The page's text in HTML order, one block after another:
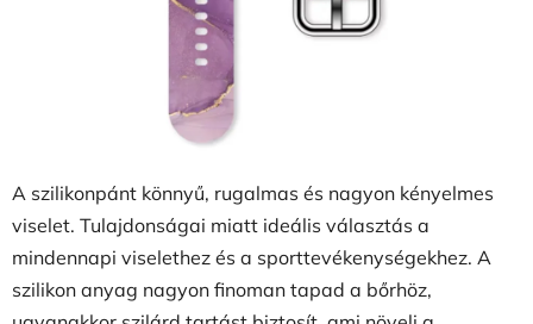
A szilikonpánt könnyű, rugalmas és nagyon kényelmes
viselet. Tulajdonságai miatt ideális választás a
mindennapi viselethez és a sporttevékenységekhez. A
szilikon anyag nagyon finoman tapad a bőrhöz,